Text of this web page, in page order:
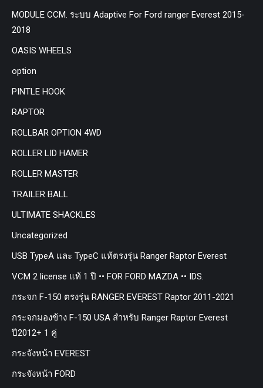
MODULE CCM. ระบบ Adaptive For Ford ranger Everest 2015-
2018
OASIS WHEELS
option
PINTLE HOOK
RAPTOR
ROLLBAR OPTION 4WD
ROLLER LID HAMER
ROLLER MASTER
TRAILER BALL
ULTIMATE SHACKLES
Uncategorized
USB TypeA และ TypeC แท้ตรงรุ่น Ranger Raptor Everest
VCM 2 license แท้ 1 ปี •• FOR FORD MAZDA •• IDS.
กระจก F-150 ตรงรุ่น RANGER EVEREST Raptor 2011-2021
กระจกมองข้าง F-150 USA สำหรับ Ranger Raptor Everest
ปี2012+ 1 คู่
กระจังหน้า EVEREST
กระจังหน้า FORD